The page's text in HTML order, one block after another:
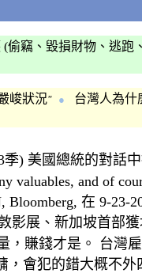
(偷竊 、 毀損財物 、逃跑、
峻狀況"● 台灣人為什
季) 美國總統的對話
valuables, and of
Bloomberg, 在 9-23-
影展、新加坡首部
， 賺錢才是。 台灣
， 會犯的錯大概不外